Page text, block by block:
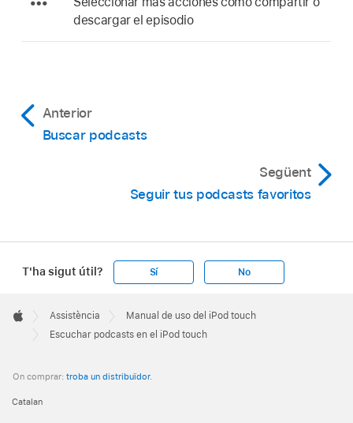
descargar el episodio
Anterior
Buscar podcasts
Següent
Seguir tus podcasts favoritos
T'ha sigut útil? Sí No
Footer

Apple
Assistència
Manual de uso del iPod touch
Escuchar podcasts en el iPod touch
On comprar: troba un distribuïdor.
Catalan